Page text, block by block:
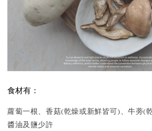
食材有：
蘿蔔一根、香菇(乾燥或新鮮皆可)、牛蒡(
醬油及鹽少許